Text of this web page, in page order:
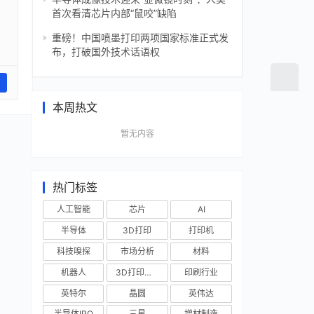
首次看清芯片内部“鼠咬”缺陷
重磅！中国喷墨打印两项国家标准正式发
布，打破国外技术话语权
本周热文
暂无内容
热门标签
人工智能 芯片
AI
半导体
3D打印
打印机
科技嗅探
市场分析
材料
机器人
3D打印技术
印刷行业
英特尔
晶圆
英伟达